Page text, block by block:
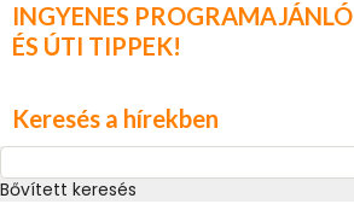
INGYENES PROGRAMAJÁNLÓ
ÉS ÚTI TIPPEK!
Keresés a hírekben
Bővített keresés